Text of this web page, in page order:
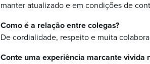
manter atualizado e em condições de
Como é a relação entre colegas?
De cordialidade, respeito e muita
Conte uma experiência marcante vivida